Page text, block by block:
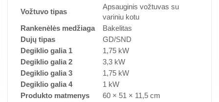
Vožtuvo tipas
Apsauginis vožtuvas su
variniu kotu
Rankenėlės medžiaga
Bakelitas
Dujų tipas
GD/SND
Degiklio galia 1
1,75 kW
Degiklio galia 2
3,3 kW
Degiklio galia 3
1,75 kW
Degiklio galia 4
1 kW
Produkto matmenys
60 × 51 × 11,5 cm